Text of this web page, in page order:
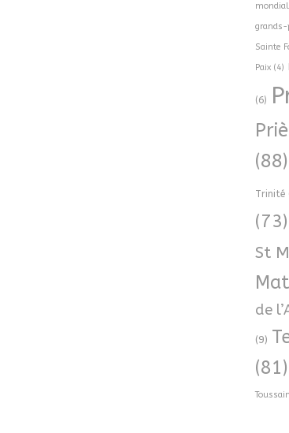
grands-
Sainte
Paix(4)
(6)
(88)
Trinité
(73)
St
de
(9)
(81)